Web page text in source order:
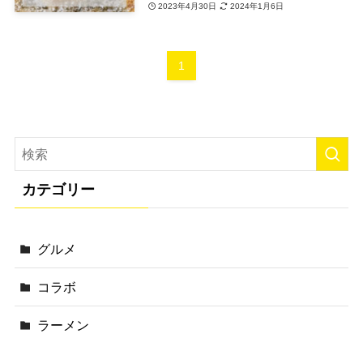
2023年4月30日 2024年1月6日
1
カテゴリー
グルメ
コラボ
ラーメン